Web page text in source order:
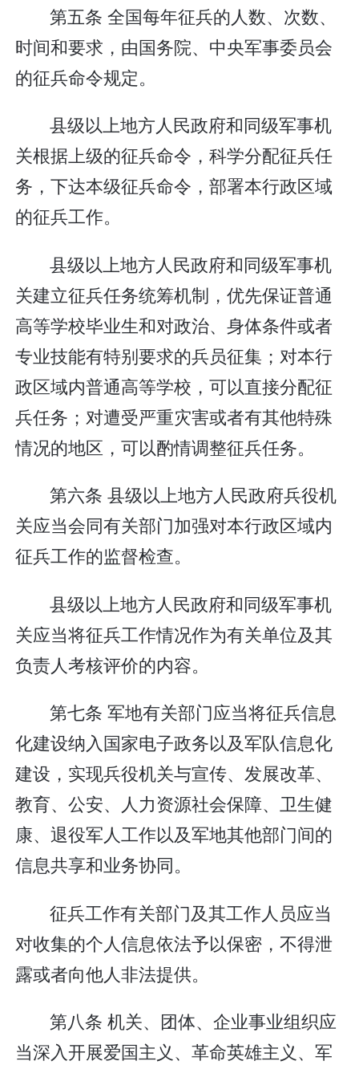
第五条 全国每年征兵的人数、次数、
时间和要求，由国务院、中央军事委员会
的征兵命令规定。
县级以上地方人民政府和同级军事机
关根据上级的征兵命令，科学分配征兵任
务，下达本级征兵命令，部署本行政区域
的征兵工作。
县级以上地方人民政府和同级军事机
关建立征兵任务统筹机制，优先保证普通
高等学校毕业生和对政治、身体条件或者
专业技能有特别要求的兵员征集；对本行
政区域内普通高等学校，可以直接分配征
兵任务；对遭受严重灾害或者有其他特殊
情况的地区，可以酌情调整征兵任务。
第六条 县级以上地方人民政府兵役机
关应当会同有关部门加强对本行政区域内
征兵工作的监督检查。
县级以上地方人民政府和同级军事机
关应当将征兵工作情况作为有关单位及其
负责人考核评价的内容。
第七条 军地有关部门应当将征兵信息
化建设纳入国家电子政务以及军队信息化
建设，实现兵役机关与宣传、发展改革、
教育、公安、人力资源社会保障、卫生健
康、退役军人工作以及军地其他部门间的
信息共享和业务协同。
征兵工作有关部门及其工作人员应当
对收集的个人信息依法予以保密，不得泄
露或者向他人非法提供。
第八条 机关、团体、企业事业组织应
当深入开展爱国主义、革命英雄主义、军